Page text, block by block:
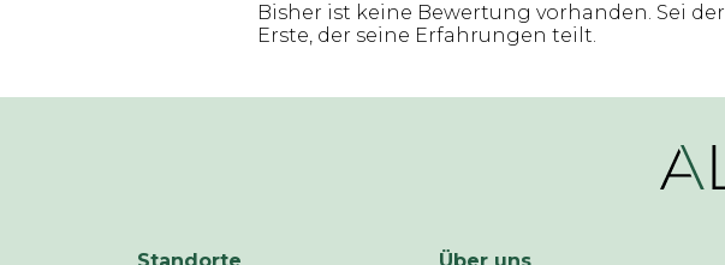
Bisher ist keine Bewertung vorhanden. Sei der
Erste, der seine Erfahrungen teilt.